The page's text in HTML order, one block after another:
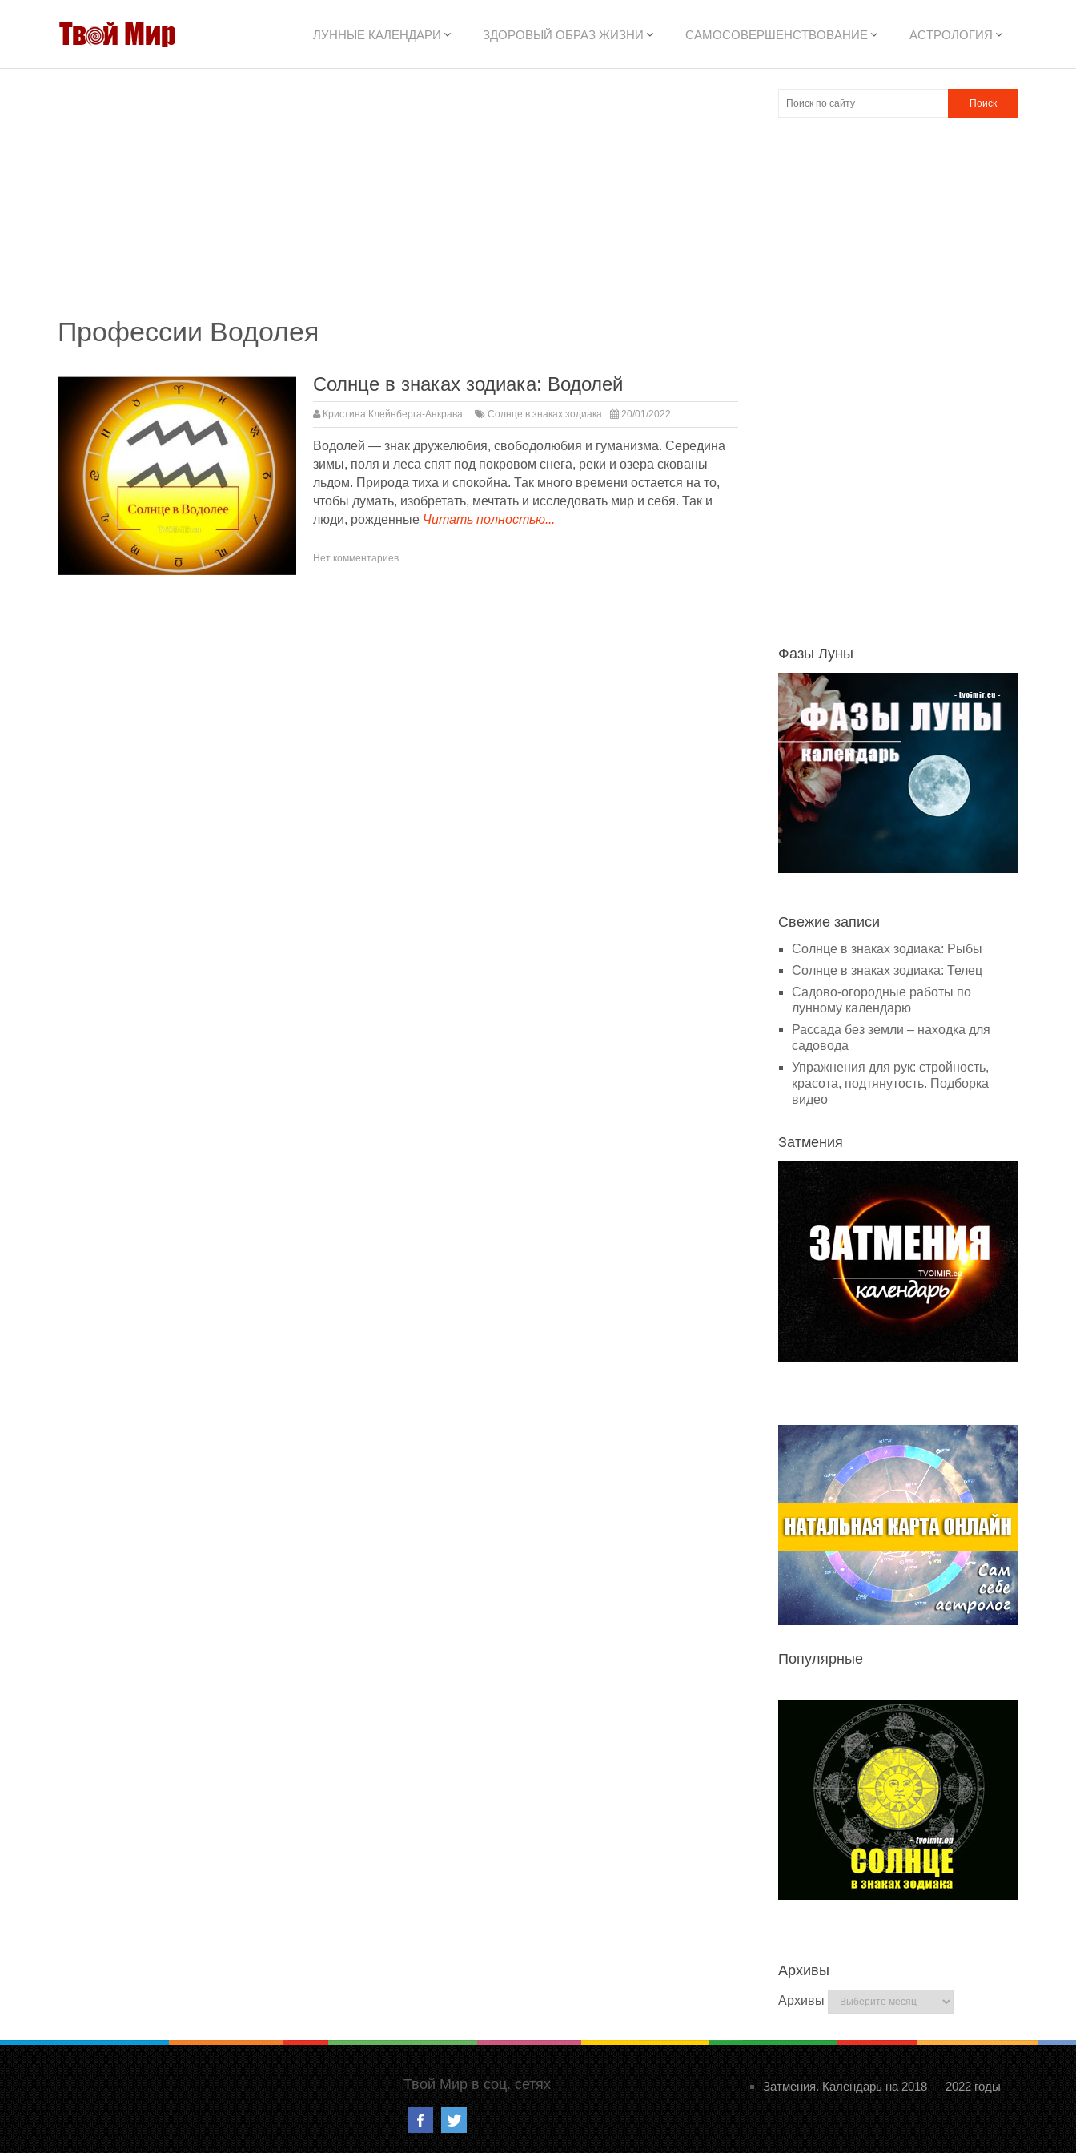
ЛУННЫЕ КАЛЕНДАРИ ЗДОРОВЫЙ ОБРАЗ ЖИЗНИ САМОСОВЕРШЕНСТВОВАНИЕ АСТРОЛОГИЯ
Профессии Водолея
Солнце в знаках зодиака: Водолей
Кристина Клейнберга-Анкрава Солнце в знаках зодиака 20/01/2022
Водолей — знак дружелюбия, свободолюбия и гуманизма. Середина
зимы, поля и леса спят под покровом снега, реки и озера скованы
льдом. Природа тиха и спокойна. Так много времени остается на то,
чтобы думать, изобретать, мечтать и исследовать мир и себя. Так и
люди, рожденные Читать полностью...
Нет комментариев
Фазы Луны
Свежие записи
Солнце в знаках зодиака: Рыбы
Солнце в знаках зодиака: Телец
Садово-огородные работы по
лунному календарю
Рассада без земли – находка для
садовода
Упражнения для рук: стройность,
красота, подтянутость. Подборка
видео
Затмения
Популярные
Архивы
Архивы
Твой Мир в соц. сетях Затмения. Календарь на 2018 — 2022 годы